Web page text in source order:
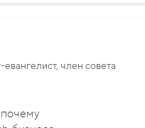
член совета